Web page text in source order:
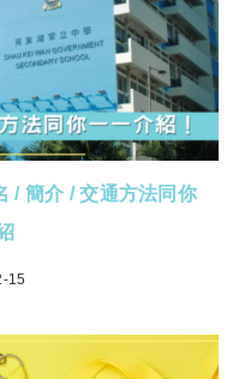
/ 簡介 / 交通方法同你
15